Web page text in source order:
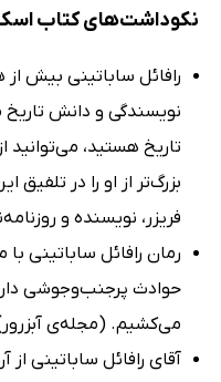
نکوداشت‌های کتاب
رافائل ساباتینی بیش
نویسندگی و دانش تاریخ
تاریخ هستید،
بزرگ‌تر از او را در
فریزر، نویسنده و
رمان رافائل ساباتینی
حوادث پرجنب‌وجوشی
می‌کشیم. (مجله‌ی
آقای رافائل ساباتینی